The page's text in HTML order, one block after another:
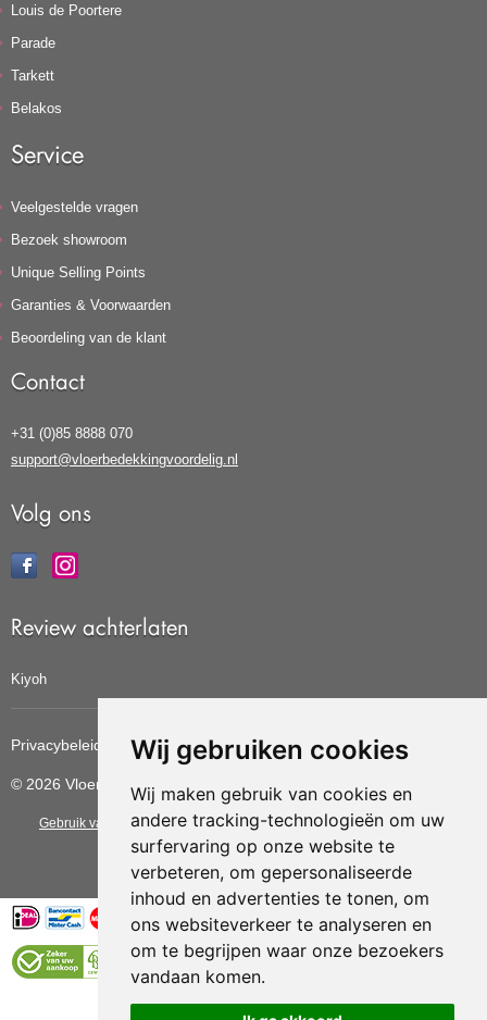
Wij gebruiken cookies
Wij maken gebruik van cookies en
andere tracking-technologieën om uw
surfervaring op onze website te
verbeteren, om gepersonaliseerde
inhoud en advertenties te tonen, om
ons websiteverkeer te analyseren en
om te begrijpen waar onze bezoekers
vandaan komen.
Louis de Poortere
Parade
Tarkett
Belakos
Service
Veelgestelde vragen
Bezoek showroom
Unique Selling Points
Garanties & Voorwaarden
Beoordeling van de klant
Contact
+31 (0)85 8888 070
support@vloerbedekkingvoordelig.nl
Volg ons
Review achterlaten
Kiyoh
Privacybeleid Cookiebeleid Update cookies voorkeuren
© 2026 Vloerbedekkingvoordelig
Gebruik van deze site betekent dat u dealgemene voorwaarden van CBW
Vloerenvoordelig.nl is een onderdeel van